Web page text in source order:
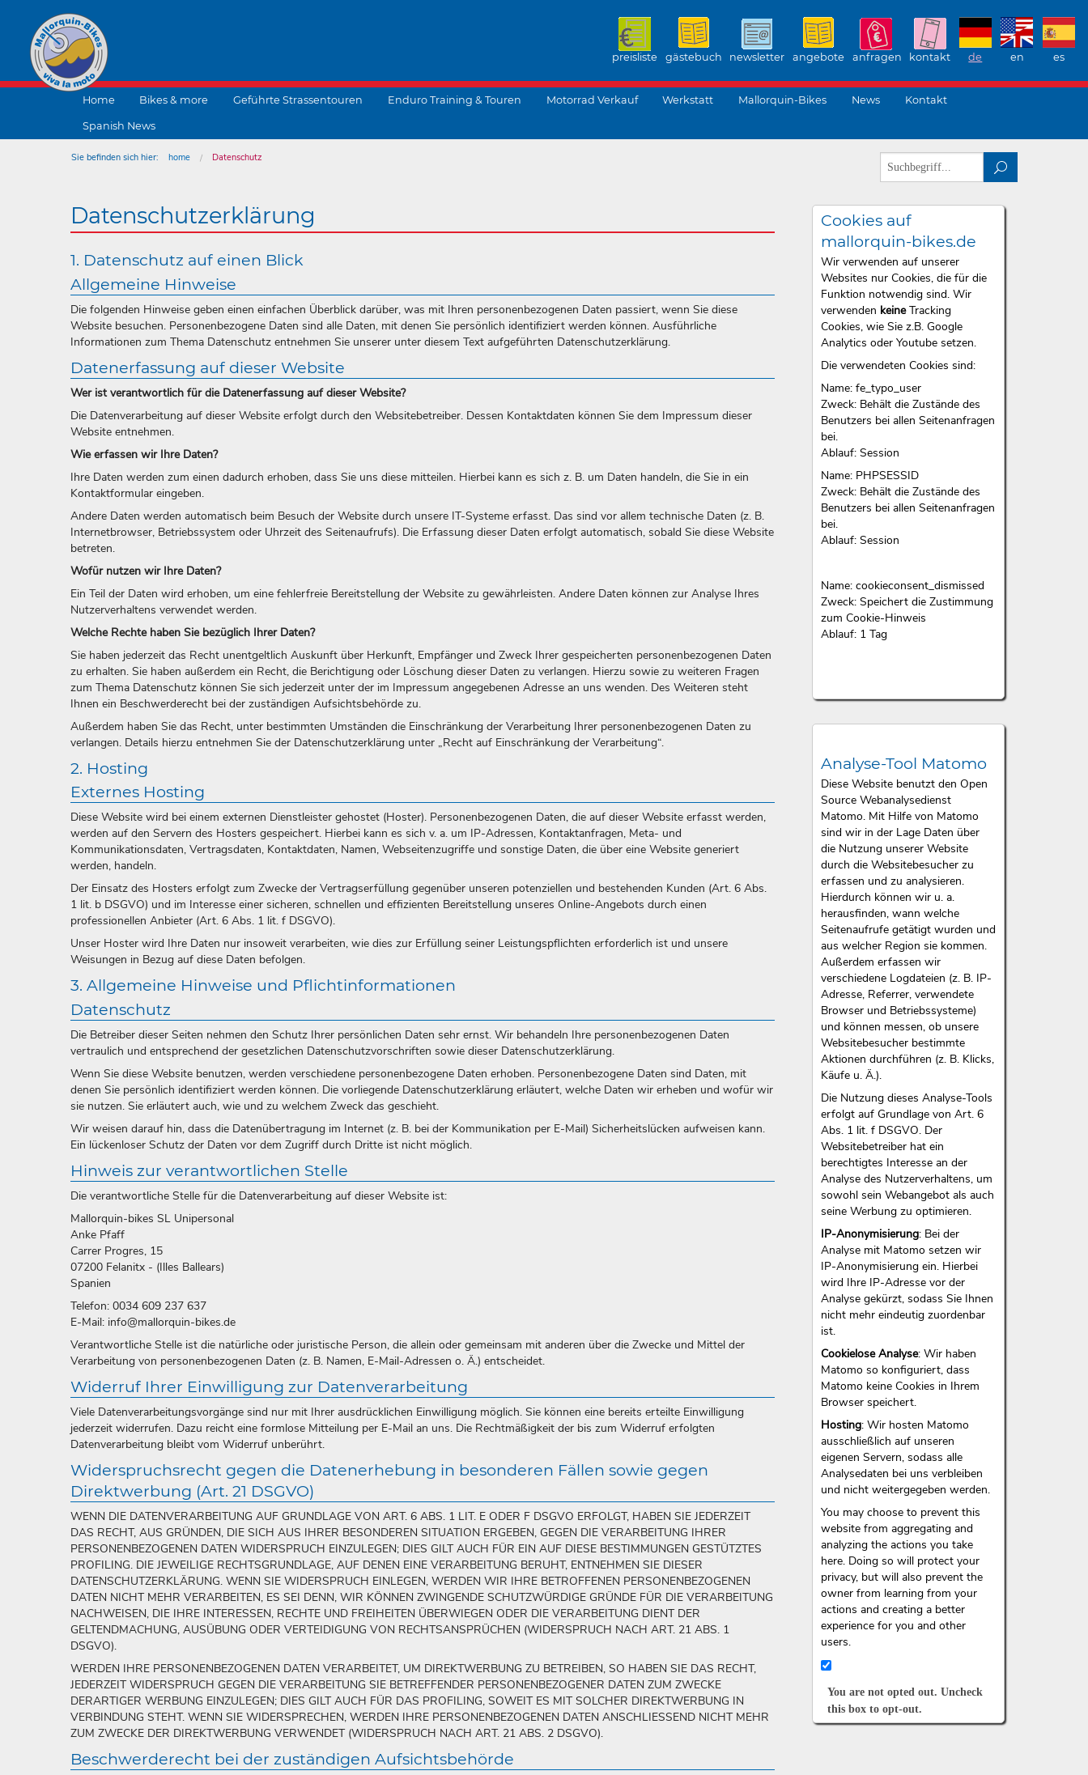
preisliste gästebuch newsletter angebote anfragen kontakt de en es
Home Bikes & more Geführte Strassentouren Enduro Training & Touren Motorrad Verkauf Werkstatt Mallorquin-Bikes News Kontakt
Spanish News
Sie befinden sich hier: home
Datenschutz
Cookies auf
mallorquin-bikes.de
Wir verwenden auf unserer
Websites nur Cookies, die für die
Funktion notwendig sind. Wir
verwenden keineTracking
Cookies, wie Sie z.B. Google
Analytics oder Youtube setzen.
Die verwendeten Cookies sind:
Name: fe_typo_user
Zweck: Behält die Zustände des
Benutzers bei allen Seitenanfragen
bei.
Ablauf: Session
Name: PHPSESSID
Zweck: Behält die Zustände des
Benutzers bei allen Seitenanfragen
bei.
Ablauf: Session
Name: cookieconsent_dismissed
Zweck: Speichert die Zustimmung
zum Cookie-Hinweis
Ablauf: 1 Tag
Analyse-Tool Matomo
Diese Website benutzt den Open
Source Webanalysedienst
Matomo. Mit Hilfe von Matomo
sind wir in der Lage Daten über
die Nutzung unserer Website
durch die Websitebesucher zu
erfassen und zu analysieren.
Hierdurch können wir u. a.
herausfinden, wann welche
Seitenaufrufe getätigt wurden und
aus welcher Region sie kommen.
Außerdem erfassen wir
verschiedene Logdateien (z. B. IP-
Adresse, Referrer, verwendete
Browser und Betriebssysteme)
und können messen, ob unsere
Websitebesucher bestimmte
Aktionen durchführen (z. B. Klicks,
Käufe u. Ä.).
Die Nutzung dieses Analyse-Tools
erfolgt auf Grundlage von Art. 6
Abs. 1 lit. f DSGVO. Der
Websitebetreiber hat ein
berechtigtes Interesse an der
Analyse des Nutzerverhaltens, um
sowohl sein Webangebot als auch
seine Werbung zu optimieren.
IP-Anonymisierung: Bei der
Analyse mit Matomo setzen wir
IP-Anonymisierung ein. Hierbei
wird Ihre IP-Adresse vor der
Analyse gekürzt, sodass Sie Ihnen
nicht mehr eindeutig zuordenbar
ist.
Cookielose Analyse: Wir haben
Matomo so konfiguriert, dass
Matomo keine Cookies in Ihrem
Browser speichert.
Hosting: Wir hosten Matomo
ausschließlich auf unseren
eigenen Servern, sodass alle
Analysedaten bei uns verbleiben
und nicht weitergegeben werden.
You may choose to prevent this
website from aggregating and
analyzing the actions you take
here. Doing so will protect your
privacy, but will also prevent the
owner from learning from your
actions and creating a better
experience for you and other
users.
You are not opted out. Uncheck
this box to opt-out.
Datenschutzerklärung
1. Datenschutz auf einen Blick
Allgemeine Hinweise
Die folgenden Hinweise geben einen einfachen Überblick darüber, was mit Ihren personenbezogenen Daten passiert, wenn Sie diese
Website besuchen. Personenbezogene Daten sind alle Daten, mit denen Sie persönlich identifiziert werden können. Ausführliche
Informationen zum Thema Datenschutz entnehmen Sie unserer unter diesem Text aufgeführten Datenschutzerklärung.
Datenerfassung auf dieser Website
Wer ist verantwortlich für die Datenerfassung auf dieser Website?
Die Datenverarbeitung auf dieser Website erfolgt durch den Websitebetreiber. Dessen Kontaktdaten können Sie dem Impressum dieser
Website entnehmen.
Wie erfassen wir Ihre Daten?
Ihre Daten werden zum einen dadurch erhoben, dass Sie uns diese mitteilen. Hierbei kann es sich z. B. um Daten handeln, die Sie in ein
Kontaktformular eingeben.
Andere Daten werden automatisch beim Besuch der Website durch unsere IT-Systeme erfasst. Das sind vor allem technische Daten (z. B.
Internetbrowser, Betriebssystem oder Uhrzeit des Seitenaufrufs). Die Erfassung dieser Daten erfolgt automatisch, sobald Sie diese Website
betreten.
Wofür nutzen wir Ihre Daten?
Ein Teil der Daten wird erhoben, um eine fehlerfreie Bereitstellung der Website zu gewährleisten. Andere Daten können zur Analyse Ihres
Nutzerverhaltens verwendet werden.
Welche Rechte haben Sie bezüglich Ihrer Daten?
Sie haben jederzeit das Recht unentgeltlich Auskunft über Herkunft, Empfänger und Zweck Ihrer gespeicherten personenbezogenen Daten
zu erhalten. Sie haben außerdem ein Recht, die Berichtigung oder Löschung dieser Daten zu verlangen. Hierzu sowie zu weiteren Fragen
zum Thema Datenschutz können Sie sich jederzeit unter der im Impressum angegebenen Adresse an uns wenden. Des Weiteren steht
Ihnen ein Beschwerderecht bei der zuständigen Aufsichtsbehörde zu.
Außerdem haben Sie das Recht, unter bestimmten Umständen die Einschränkung der Verarbeitung Ihrer personenbezogenen Daten zu
verlangen. Details hierzu entnehmen Sie der Datenschutzerklärung unter „Recht auf Einschränkung der Verarbeitung“.
2. Hosting
Externes Hosting
Diese Website wird bei einem externen Dienstleister gehostet (Hoster). Personenbezogenen Daten, die auf dieser Website erfasst werden,
werden auf den Servern des Hosters gespeichert. Hierbei kann es sich v. a. um IP-Adressen, Kontaktanfragen, Meta- und
Kommunikationsdaten, Vertragsdaten, Kontaktdaten, Namen, Webseitenzugriffe und sonstige Daten, die über eine Website generiert
werden, handeln.
Der Einsatz des Hosters erfolgt zum Zwecke der Vertragserfüllung gegenüber unseren potenziellen und bestehenden Kunden (Art. 6 Abs.
1 lit. b DSGVO) und im Interesse einer sicheren, schnellen und effizienten Bereitstellung unseres Online-Angebots durch einen
professionellen Anbieter (Art. 6 Abs. 1 lit. f DSGVO).
Unser Hoster wird Ihre Daten nur insoweit verarbeiten, wie dies zur Erfüllung seiner Leistungspflichten erforderlich ist und unsere
Weisungen in Bezug auf diese Daten befolgen.
3. Allgemeine Hinweise und Pflichtinformationen
Datenschutz
Die Betreiber dieser Seiten nehmen den Schutz Ihrer persönlichen Daten sehr ernst. Wir behandeln Ihre personenbezogenen Daten
vertraulich und entsprechend der gesetzlichen Datenschutzvorschriften sowie dieser Datenschutzerklärung.
Wenn Sie diese Website benutzen, werden verschiedene personenbezogene Daten erhoben. Personenbezogene Daten sind Daten, mit
denen Sie persönlich identifiziert werden können. Die vorliegende Datenschutzerklärung erläutert, welche Daten wir erheben und wofür wir
sie nutzen. Sie erläutert auch, wie und zu welchem Zweck das geschieht.
Wir weisen darauf hin, dass die Datenübertragung im Internet (z. B. bei der Kommunikation per E-Mail) Sicherheitslücken aufweisen kann.
Ein lückenloser Schutz der Daten vor dem Zugriff durch Dritte ist nicht möglich.
Hinweis zur verantwortlichen Stelle
Die verantwortliche Stelle für die Datenverarbeitung auf dieser Website ist:
Mallorquin-bikes SL Unipersonal
Anke Pfaff
Carrer Progres, 15
07200 Felanitx - (Illes Ballears)
Spanien
Telefon: 0034 609 237 637
E-Mail: info@mallorquin-bikes.de
Verantwortliche Stelle ist die natürliche oder juristische Person, die allein oder gemeinsam mit anderen über die Zwecke und Mittel der
Verarbeitung von personenbezogenen Daten (z. B. Namen, E-Mail-Adressen o. Ä.) entscheidet.
Widerruf Ihrer Einwilligung zur Datenverarbeitung
Viele Datenverarbeitungsvorgänge sind nur mit Ihrer ausdrücklichen Einwilligung möglich. Sie können eine bereits erteilte Einwilligung
jederzeit widerrufen. Dazu reicht eine formlose Mitteilung per E-Mail an uns. Die Rechtmäßigkeit der bis zum Widerruf erfolgten
Datenverarbeitung bleibt vom Widerruf unberührt.
Widerspruchsrecht gegen die Datenerhebung in besonderen Fällen sowie gegen
Direktwerbung (Art. 21 DSGVO)
WENN DIE DATENVERARBEITUNG AUF GRUNDLAGE VON ART. 6 ABS. 1 LIT. E ODER F DSGVO ERFOLGT, HABEN SIE JEDERZEIT
DAS RECHT, AUS GRÜNDEN, DIE SICH AUS IHRER BESONDEREN SITUATION ERGEBEN, GEGEN DIE VERARBEITUNG IHRER
PERSONENBEZOGENEN DATEN WIDERSPRUCH EINZULEGEN; DIES GILT AUCH FÜR EIN AUF DIESE BESTIMMUNGEN GESTÜTZTES
PROFILING. DIE JEWEILIGE RECHTSGRUNDLAGE, AUF DENEN EINE VERARBEITUNG BERUHT, ENTNEHMEN SIE DIESER
DATENSCHUTZERKLÄRUNG. WENN SIE WIDERSPRUCH EINLEGEN, WERDEN WIR IHRE BETROFFENEN PERSONENBEZOGENEN
DATEN NICHT MEHR VERARBEITEN, ES SEI DENN, WIR KÖNNEN ZWINGENDE SCHUTZWÜRDIGE GRÜNDE FÜR DIE VERARBEITUNG
NACHWEISEN, DIE IHRE INTERESSEN, RECHTE UND FREIHEITEN ÜBERWIEGEN ODER DIE VERARBEITUNG DIENT DER
GELTENDMACHUNG, AUSÜBUNG ODER VERTEIDIGUNG VON RECHTSANSPRÜCHEN (WIDERSPRUCH NACH ART. 21 ABS. 1
DSGVO).
WERDEN IHRE PERSONENBEZOGENEN DATEN VERARBEITET, UM DIREKTWERBUNG ZU BETREIBEN, SO HABEN SIE DAS RECHT,
JEDERZEIT WIDERSPRUCH GEGEN DIE VERARBEITUNG SIE BETREFFENDER PERSONENBEZOGENER DATEN ZUM ZWECKE
DERARTIGER WERBUNG EINZULEGEN; DIES GILT AUCH FÜR DAS PROFILING, SOWEIT ES MIT SOLCHER DIREKTWERBUNG IN
VERBINDUNG STEHT. WENN SIE WIDERSPRECHEN, WERDEN IHRE PERSONENBEZOGENEN DATEN ANSCHLIESSEND NICHT MEHR
ZUM ZWECKE DER DIREKTWERBUNG VERWENDET (WIDERSPRUCH NACH ART. 21 ABS. 2 DSGVO).
Beschwerderecht bei der zuständigen Aufsichtsbehörde